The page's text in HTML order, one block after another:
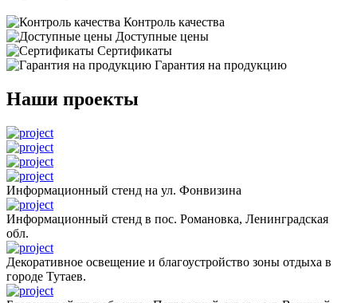
Контроль качества
Доступные цены
Сертификаты
Гарантия на продукцию
Наши проекты
Информационный стенд на ул. Фонвизина
Информационный стенд в пос. Романовка, Ленинградская
обл.
Декоративное освещение и благоустройство зоны отдыха в
городе Тутаев.